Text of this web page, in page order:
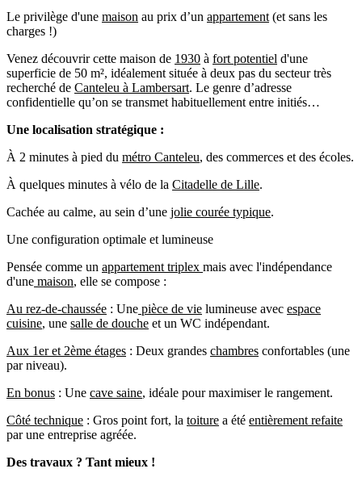
Le privilège d'une maison au prix d’un appartement (et sans les
charges !)
Venez découvrir cette maison de 1930 à fort potentiel d'une
superficie de 50 m², idéalement située à deux pas du secteur très
recherché de Canteleu à Lambersart. Le genre d’adresse
confidentielle qu’on se transmet habituellement entre initiés…
Une localisation stratégique :
À 2 minutes à pied du métro Canteleu, des commerces et des écoles.
À quelques minutes à vélo de la Citadelle de Lille.
Cachée au calme, au sein d’une jolie courée typique.
Une configuration optimale et lumineuse
Pensée comme un appartement triplex mais avec l'indépendance
d'une maison, elle se compose :
Au rez-de-chaussée : Une pièce de vie lumineuse avec espace
cuisine, une salle de douche et un WC indépendant.
Aux 1er et 2ème étages : Deux grandes chambres confortables (une
par niveau).
En bonus : Une cave saine, idéale pour maximiser le rangement.
Côté technique : Gros point fort, la toiture a été entièrement refaite
par une entreprise agréée.
Des travaux ? Tant mieux !